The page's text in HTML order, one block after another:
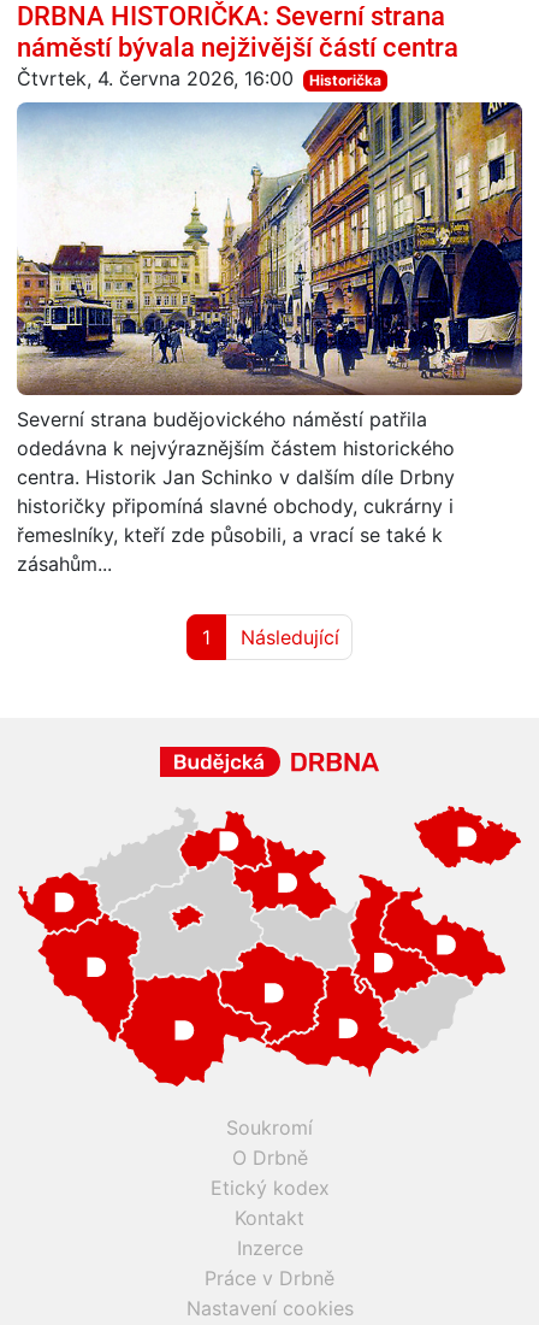
DRBNA HISTORIČKA: Severní strana
náměstí bývala nejživější částí centra
Čtvrtek, 4. června 2026, 16:00 Historička
Severní strana budějovického náměstí patřila
odedávna k nejvýraznějším částem historického
centra. Historik Jan Schinko v dalším díle Drbny
historičky připomíná slavné obchody, cukrárny i
řemeslníky, kteří zde působili, a vrací se také k
zásahům...
1 Následující
Soukromí
O Drbně
Etický kodex
Kontakt
Inzerce
Práce v Drbně
Nastavení cookies